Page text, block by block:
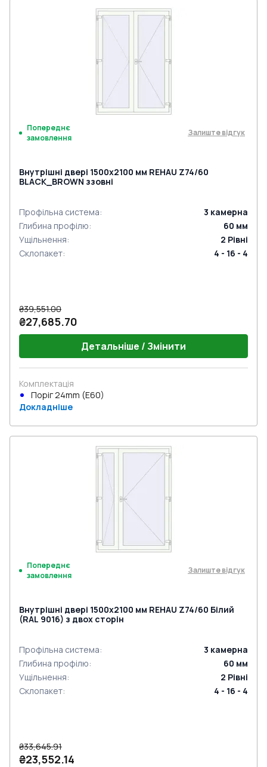
Попереднє
замовлення
Залиште відгук
Внутрішні двері 1500x2100 мм REHAU Z74/60
BLACK_BROWN ззовні
Профільна система: 3 камерна
Глибина профілю: 60 мм
Ущільнення: 2 Рівні
Склопакет: 4 - 16 - 4
₴39,551.00
₴27,685.70
Детальніше / Змінити
Комплектація
Поріг 24mm (E60)
Докладніше
Попереднє
замовлення
Залиште відгук
Внутрішні двері 1500x2100 мм REHAU Z74/60 Білий
(RAL 9016) з двох сторін
Профільна система: 3 камерна
Глибина профілю: 60 мм
Ущільнення: 2 Рівні
Склопакет: 4 - 16 - 4
₴33,645.91
₴23,552.14